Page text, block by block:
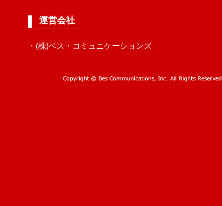
運営会社
・(株)ベス・コミュニケーションズ